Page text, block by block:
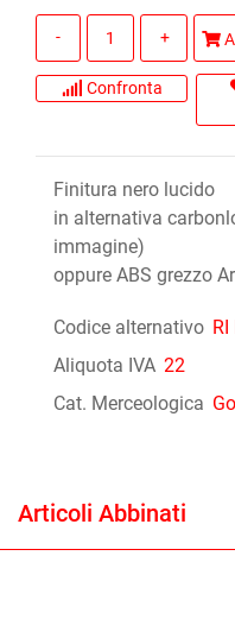
Confronta
Finitura nero lucido
in alternativa
immagine)
oppure ABS grezzo
Codice alternativo
Aliquota IVA 22
Cat. Merceologica
Articoli Abbinati